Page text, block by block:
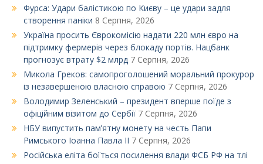
Фурса: Удари балістикою по Києву – це удари задля
створення паніки 8 Серпня, 2026
Україна просить Єврокомісію надати 220 млн євро на
підтримку фермерів через блокаду портів. Нацбанк
прогнозує втрату $2 млрд 7 Серпня, 2026
Микола Греков: самопроголошений моральний прокурор
із незавершеною власною справою 7 Серпня, 2026
Володимир Зеленський – президент вперше поїде з
офіційним візитом до Сербії 7 Серпня, 2026
НБУ випустить памʼятну монету на честь Папи
Римського Іоанна Павла ІІ 7 Серпня, 2026
Російська еліта боїться посилення влади ФСБ РФ на тлі